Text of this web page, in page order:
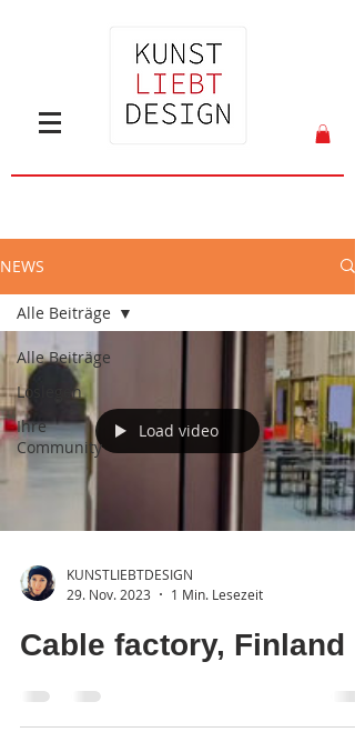
NEWS
Alle Beiträge
Loslegen
Ihre
Community
Alle Beiträge
Load video
KUNSTLIEBTDESIGN
29. Nov. 2023
1 Min. Lesezeit
Cable factory, Finland